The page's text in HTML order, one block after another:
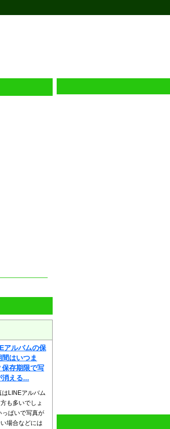
アルバムの保
間はいつま
保存期限で写
消える...
はLINEアルバム
も多いでしょ
っぱいで写真が
場合などには